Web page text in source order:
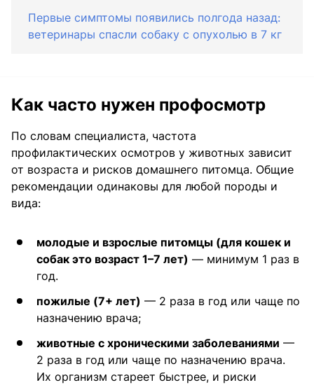
Первые симптомы появились полгода назад:
ветеринары спасли собаку с опухолью в 7 кг
Как часто нужен профосмотр
По словам специалиста, частота
профилактических осмотров у животных зависит
от возраста и рисков домашнего питомца. Общие
рекомендации одинаковы для любой породы и
вида:
молодые и взрослые питомцы (для кошек и
собак это возраст 1–7 лет) — минимум 1 раз в
год.
пожилые (7+ лет) — 2 раза в год или чаще по
назначению врача;
животные с хроническими заболеваниями —
2 раза в год или чаще по назначению врача.
Их организм стареет быстрее, и риски